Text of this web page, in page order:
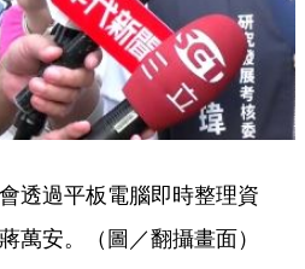
透過平板電腦即時整理資
萬安。（圖／翻攝畫面）